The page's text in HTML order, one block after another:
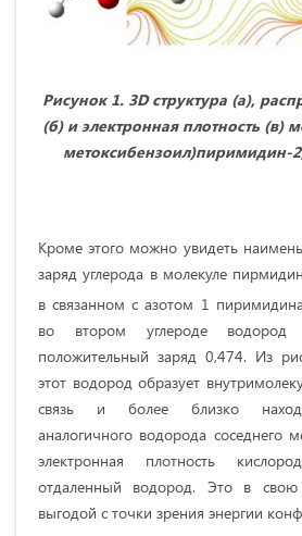
Рисунок 1. 3Dструктура (а),
(б) и электронная плотность (в)
метоксибензоил)пиримидин-
Кроме этого можно увидеть
заряд углерода в молекуле
в связанном с азотом 1
во втором углероде водород
положительный заряд 0,474. Из
этот водород образует
связь и более близко
аналогичного водорода соседнего
электронная плотность
отдаленный водород. Это в свою
выгодой с точки зрения энергии